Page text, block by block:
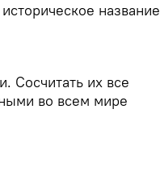
название
Сосчитать их все
во всем мире